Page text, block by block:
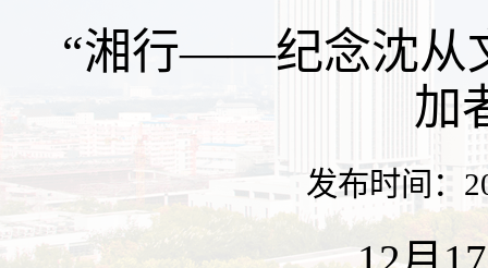
“湘行——纪念沈从
加
发布时间：